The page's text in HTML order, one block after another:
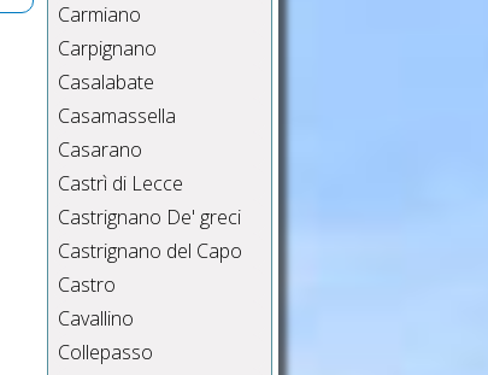
Carmiano
Carpignano
Casalabate
Casamassella
Casarano
Castrì di Lecce
Castrignano De' greci
Castrignano del Capo
Castro
Cavallino
Collepasso